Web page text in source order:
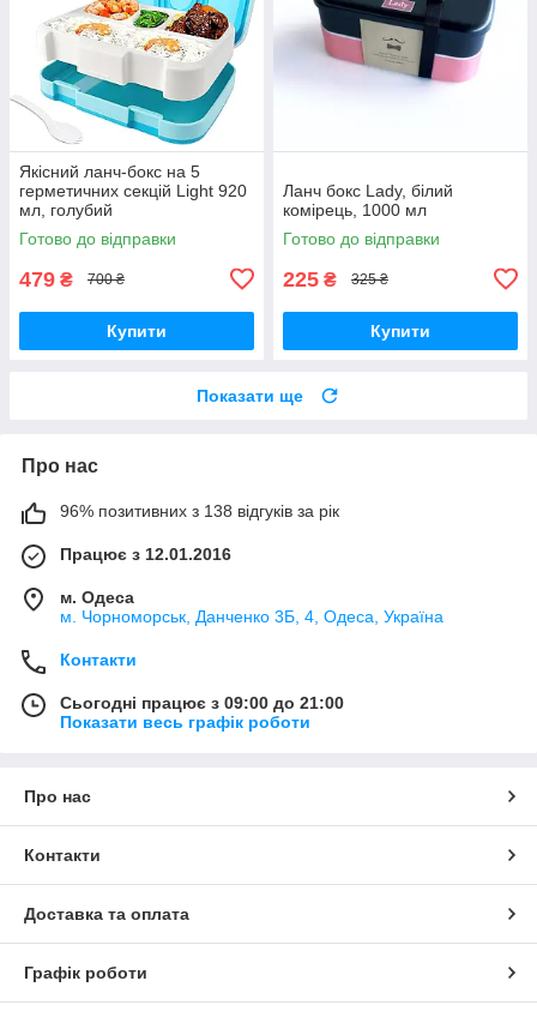
Якісний ланч-бокс на 5
герметичних секцій Light 920
мл, голубий
Готово до відправки
479 ₴ 700 ₴
Купити
Ланч бокс Lady, білий
комірець, 1000 мл
Готово до відправки
225 ₴ 325 ₴
Купити
Показати ще
Про нас
96% позитивних з 138 відгуків за рік
Працює з 12.01.2016
м. Одеса
м. Чорноморськ, Данченко 3Б, 4, Одеса, Україна
Контакти
Сьогодні працює з 09:00 до 21:00
Показати весь графік роботи
Про нас
Контакти
Доставка та оплата
Графік роботи